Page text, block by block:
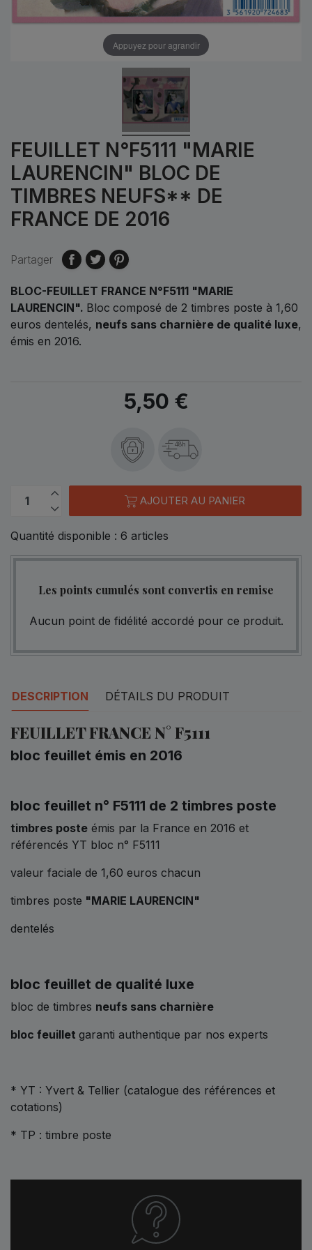
Appuyez pour agrandir
FEUILLET N°F5111 "MARIE
LAURENCIN" BLOC DE
TIMBRES NEUFS** DE
FRANCE DE 2016
Partager
BLOC-FEUILLET FRANCE N°F5111 "MARIE
LAURENCIN". Bloc composé de 2 timbres poste à 1,60
euros dentelés, neufs sans charnière de qualité luxe,
émis en 2016.
5,50 €
48h
AJOUTER AU PANIER
Quantité disponible : 6 articles
Les points cumulés sont convertis en remise
Aucun point de fidélité accordé pour ce produit.
DESCRIPTION DÉTAILS DU PRODUIT
FEUILLET FRANCE N° F5111
bloc feuillet émis en 2016
bloc feuillet n° F5111 de 2 timbres poste
timbres poste émis par la France en 2016 et
référencés YT bloc n° F5111
valeur faciale de 1,60 euros chacun
timbres poste "MARIE LAURENCIN"
dentelés
bloc feuillet de qualité luxe
bloc de timbres neufs sans charnière
bloc feuillet garanti authentique par nos experts
* YT : Yvert & Tellier (catalogue des références et
cotations)
* TP : timbre poste